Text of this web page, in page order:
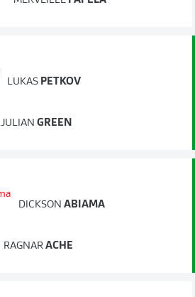
LUKAS PETKOV
JULIAN GREEN
DICKSON ABIAMA
RAGNAR ACHE